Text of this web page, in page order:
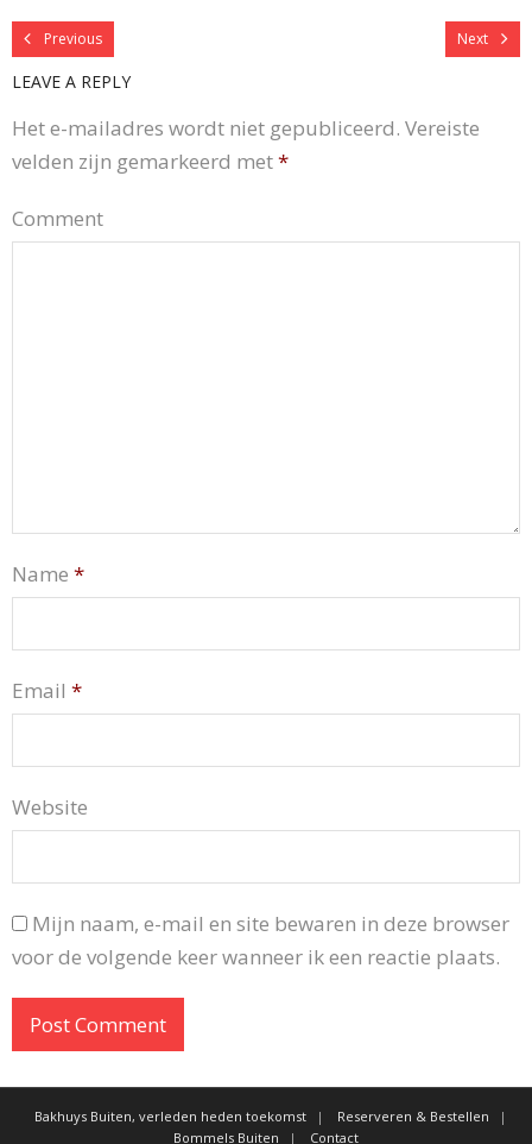
Previous Next
LEAVE A REPLY
Het e-mailadres wordt niet gepubliceerd. Vereiste
velden zijn gemarkeerd met*
Comment
Name *
Email *
Website
Mijn naam, e-mail en site bewaren in deze browser
voor de volgende keer wanneer ik een reactie plaats.
Bakhuys Buiten, verleden heden toekomst
Reserveren & Bestellen
Bommels Buiten
Contact